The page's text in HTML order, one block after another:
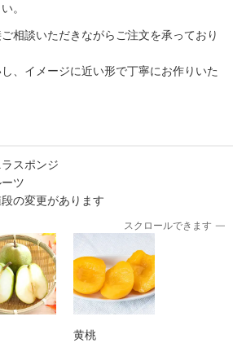
。
相談いただきながらご注文を承っており
、イメージに近い形で丁寧にお作りいた
スポンジ
ツ
の変更があります
スクロールできます
黄桃